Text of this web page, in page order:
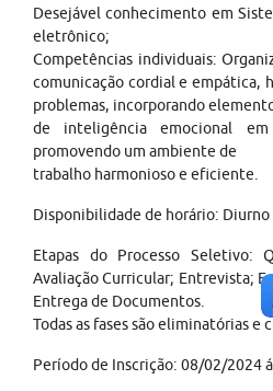
Desejável conhecimento em
eletrônico;
Competências individuais:
comunicação cordial e empática,
problemas, incorporando
de inteligência emocional em
promovendo um ambiente de
trabalho harmonioso e eficiente.
Disponibilidade de horário: Diurno
Etapas do Processo Seletivo:
Avaliação Curricular; Entrevista;
Entrega de Documentos.
Todas as fases são eliminatórias e
Período de Inscrição: 08/02/2024